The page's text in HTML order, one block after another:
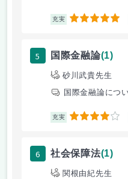
充実 5
5 国際金融論(1)
砂川武貴先生
国際金融論につ
充実 4
6 社会保障法(1)
関根由紀先生